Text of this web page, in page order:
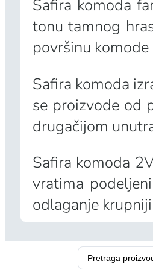
Search
Safira komoda
tonu tamnog
Safira komoda
se proizvode od
Safira komoda
vratima
odlaganje